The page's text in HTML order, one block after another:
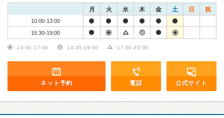
月 火 水 木 金 土 日 祝
10:00-13:00
15:30-19:00
14:00-17:00 14:30-19:00 17:00-20:00
ネット予約 電話 公式サイト